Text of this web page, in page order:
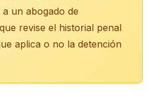
un abogado de
revise el historial penal
aplica o no la detención